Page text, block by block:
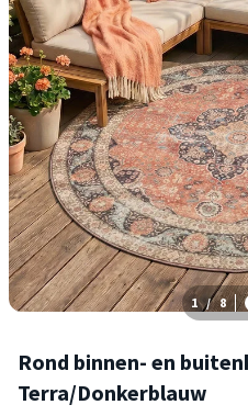
1 / 8
Rond binnen- en
Terra/Donkerblauw